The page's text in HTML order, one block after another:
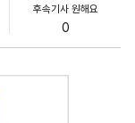
후속기사 원해요
0